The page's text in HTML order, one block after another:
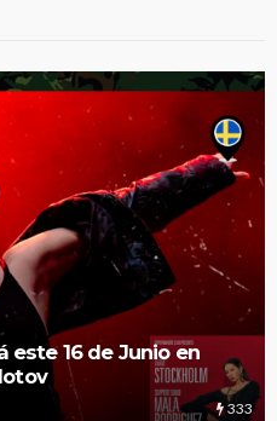
anuncia el cartel de
confirmaciones
1.9k